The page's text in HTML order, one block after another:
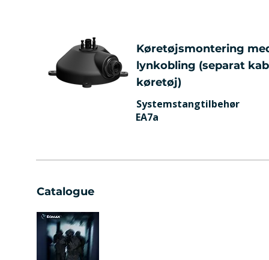
Køretøjsmontering
lynkobling (separat
køretøj)
Systemstangtilbehør
EA7a
Catalogue